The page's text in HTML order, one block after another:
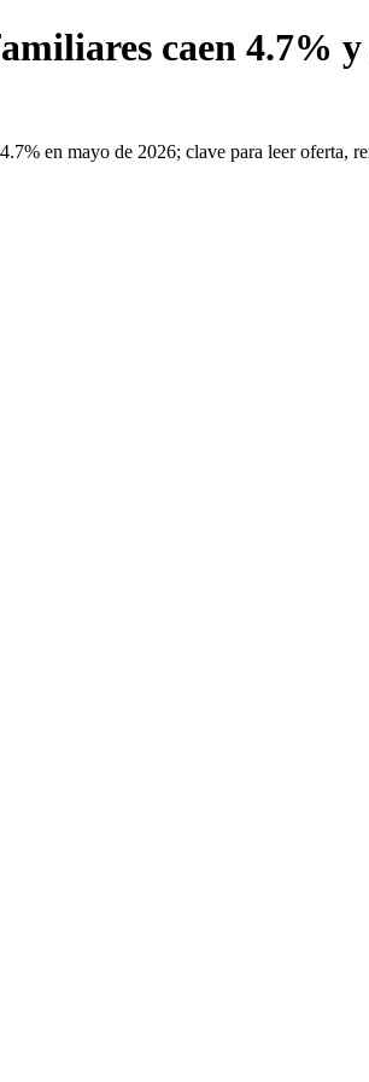
caen
en mayo de 2026; clave para leer oferta,